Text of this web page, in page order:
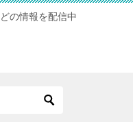
の情報を配信中